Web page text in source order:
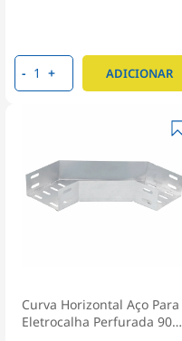
- + ADICIONAR
Curva Horizontal Aço Para
Eletrocalha Perfurada 90G